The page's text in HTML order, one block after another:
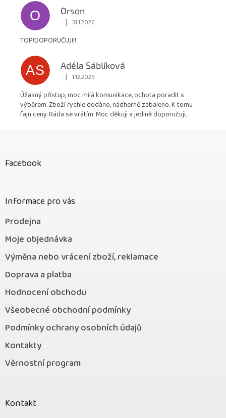
O
Orson
Hodnocení obchodu je 5 z 5 hvězdiček.
| 31.1.2026
TOP!DOPORUČUJI!!
AS
Adéla Sáblíková
Hodnocení obchodu je 5 z 5 hvězdiček.
| 1.12.2025
Úžasný přístup, moc milá komunikace, ochota poradit s
výběrem. Zboží rychle dodáno, nádherně zabaleno. K tomu
fajn ceny. Ráda se vrátím. Moc děkuji a jedině doporučuji.
Facebook
Informace pro vás
Prodejna
Moje objednávka
Výměna nebo vrácení zboží, reklamace
Doprava a platba
Hodnocení obchodu
Všeobecné obchodní podmínky
Podmínky ochrany osobních údajů
Kontakty
Věrnostní program
Kontakt